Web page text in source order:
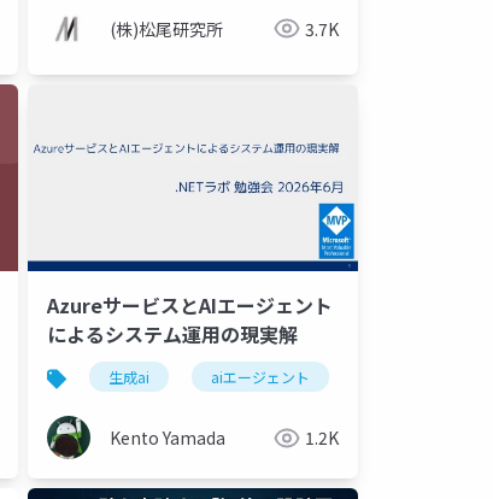
(株)松尾研究所 3.7K
AzureサービスとAIエージェント
によるシステム運用の現実解
生成ai aiエージェント
Kento Yamada 1.2K